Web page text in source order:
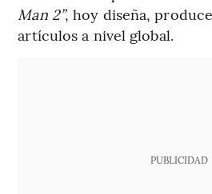
Man 2”, hoy diseña,
artículos a nivel global.
PUBLICIDAD